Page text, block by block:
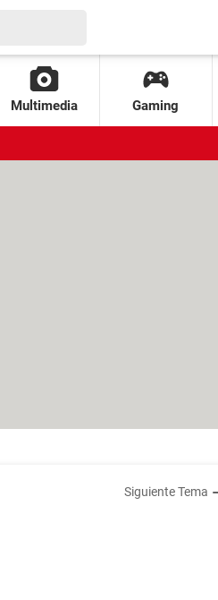
Multimedia Gaming
Siguiente Tema